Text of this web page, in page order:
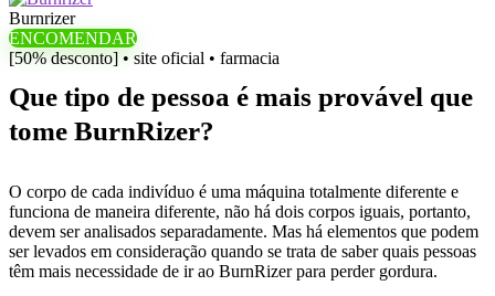
Burnrizer
ENCOMENDAR
[50% desconto] • site oficial • farmacia
Que tipo de pessoa é mais provável que
tome BurnRizer?
O corpo de cada indivíduo é uma máquina totalmente diferente e
funciona de maneira diferente, não há dois corpos iguais, portanto,
devem ser analisados ​​separadamente. Mas há elementos que podem
ser levados em consideração quando se trata de saber quais pessoas
têm mais necessidade de ir ao BurnRizer para perder gordura.